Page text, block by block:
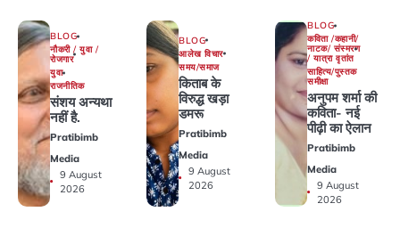
BLOG
नौकरी / युवा /
रोजगार
युवा
राजनीतिक
संशय अन्यथा
नहीं है.
Pratibimb
Media
9 August
2026
BLOG
आलेख विचार
समय/समाज
किताब के
विरुद्ध खड़ा
डमरू
Pratibimb
Media
9 August
2026
BLOG
कविता /कहानी/
नाटक/ संस्मरण
/ यात्रा वृतांत
साहित्य/पुस्तक
समीक्षा
अनुपम शर्मा की
कविता- नई
पीढ़ी का ऐलान
Pratibimb
Media
9 August
2026